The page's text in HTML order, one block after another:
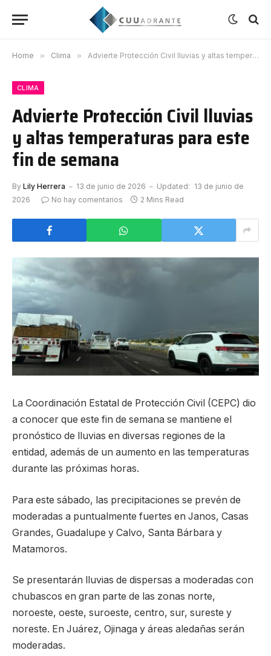
Home » Clima » Advierte Protección Civil lluvias y altas temperaturas para este fin de semana
CLIMA
Advierte Protección Civil lluvias
y altas temperaturas para este
fin de semana
By Lily Herrera 13 de junio de 2026 Updated: 13 de junio de
2026
No hay comentarios 2 Mins Read
La Coordinación Estatal de Protección Civil (CEPC) dio
a conocer que este fin de semana se mantiene el
pronóstico de lluvias en diversas regiones de la
entidad, además de un aumento en las temperaturas
durante las próximas horas.
Para este sábado, las precipitaciones se prevén de
moderadas a puntualmente fuertes en Janos, Casas
Grandes, Guadalupe y Calvo, Santa Bárbara y
Matamoros.
Se presentarán lluvias de dispersas a moderadas con
chubascos en gran parte de las zonas norte,
noroeste, oeste, suroeste, centro, sur, sureste y
noreste. En Juárez, Ojinaga y áreas aledañas serán
moderadas.